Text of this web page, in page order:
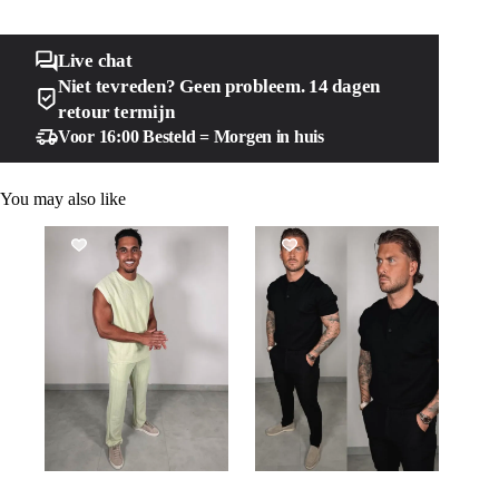
Live chat
Niet tevreden? Geen probleem. 14 dagen
retour termijn
Voor 16:00 Besteld = Morgen in huis
You may also like
SALE!